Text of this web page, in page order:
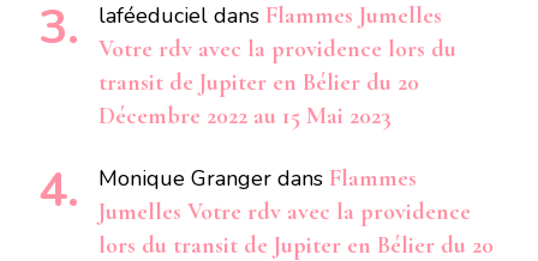
laféeduciel dans Flammes Jumelles
Votre rdv avec la providence lors du
transit de Jupiter en Bélier du 20
Décembre 2022 au 15 Mai 2023
Monique Granger dans Flammes
Jumelles Votre rdv avec la providence
lors du transit de Jupiter en Bélier du 20